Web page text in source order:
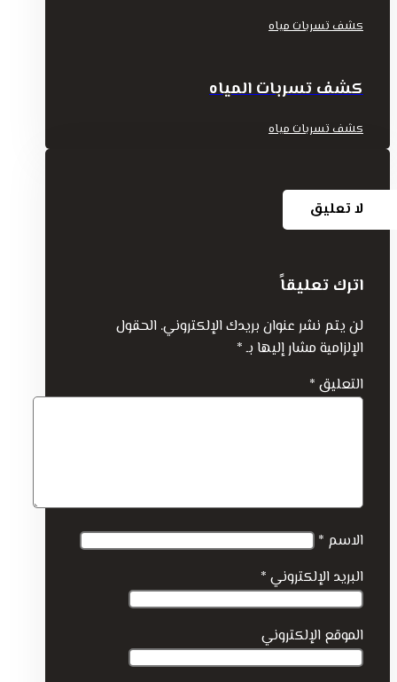
كشف تسربات مياه
كشف تسربات المياه
كشف تسربات مياه
لا تعليق
اترك تعليقاً
لن يتم نشر عنوان بريدك الإلكتروني. الحقول
الإلزامية مشار إليها بـ*
التعليق *
الاسم *
البريد الإلكتروني *
الموقع الإلكتروني